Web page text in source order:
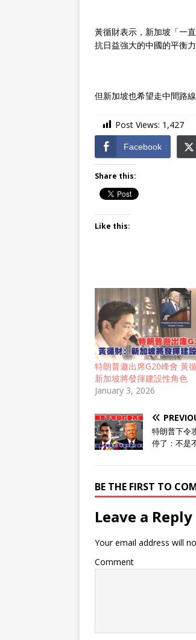
黃循財表示，新加坡「一
抗日益強大的中國的平衡力
但新加坡也希望走中間路
Post Views: 1,427
Facebook
Share this:
Like this:
特朗普邀出席G20峰會 黃
新加坡將發揮建設性角色
January 3, 2026
特朗普下令
停了：不是
BE THE FIRST TO
Leave a Reply
Your email address will
Comment